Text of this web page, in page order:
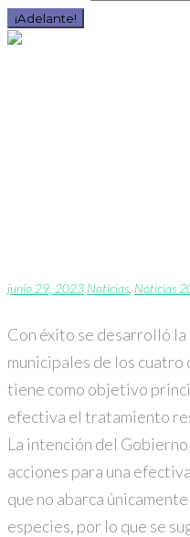
¡Adelante!
junio 29, 2023 Noticias Noticias
Con éxito se desarrolló
municipales de los cuatro
tiene como objetivo
efectiva el tratamiento
La intención del
acciones para una
que no abarca
especies, por lo que se